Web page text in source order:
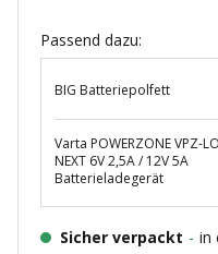
Passend dazu:
BIG Batteriepolfett
Varta POWERZONE VPZ-
NEXT 6V 2,5A / 12V 5A
Batterieladegerät
Sicher verpackt - in